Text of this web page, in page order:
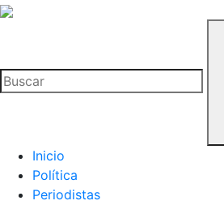
La
Buitre
Inicio
Política
Periodistas